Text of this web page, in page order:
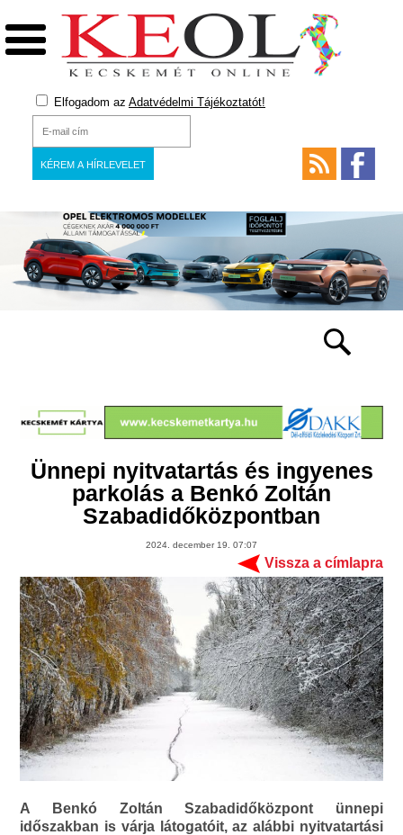
Elfogadom az Adatvédelmi Tájékoztatót!
Ünnepi nyitvatartás és ingyenes
parkolás a Benkó Zoltán
Szabadidőközpontban
2024. december 19. 07:07
Vissza a címlapra
A Benkó Zoltán Szabadidőközpont ünnepi
időszakban is várja látogatóit, az alábbi nyitvatartási